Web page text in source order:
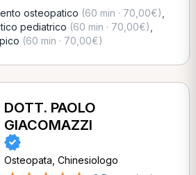
osteopatico (60 min · 70,00€)
pediatrico (60 min · 70,00€)
(60 min · 70,00€)
DOTT. PAOLO
GIACOMAZZI
Osteopata, Chinesiologo